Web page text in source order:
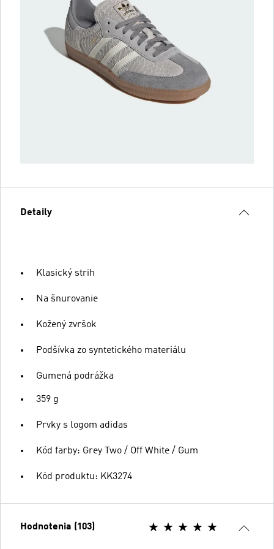
Detaily
Klasický strih
Na šnurovanie
Kožený zvršok
Podšívka zo syntetického materiálu
Gumená podrážka
359 g
Prvky s logom adidas
Kód farby: Grey Two / Off White / Gum
Kód produktu: KK3274
Hodnotenia (103)